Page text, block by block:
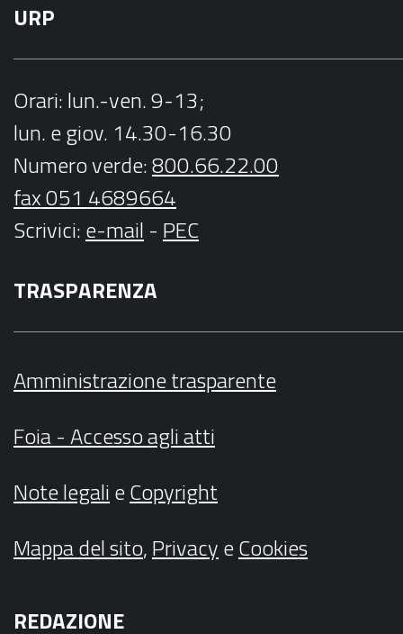
URP
Orari: lun.-ven. 9-13;
lun. e giov. 14.30-16.30
Numero verde:800.66.22.00
fax 051 4689664
Scrivici:e-mail - PEC
TRASPARENZA
Amministrazione trasparente
Foia - Accesso agli atti
Note legalieCopyright
Mappa del sito,PrivacyeCookies
REDAZIONE